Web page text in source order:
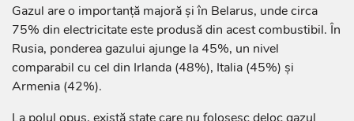
Gazul are o importanță majoră și în Belarus, unde circa
75% din electricitate este produsă din acest combustibil. În
Rusia, ponderea gazului ajunge la 45%, un nivel
comparabil cu cel din Irlanda (48%), Italia (45%) și
Armenia (42%).